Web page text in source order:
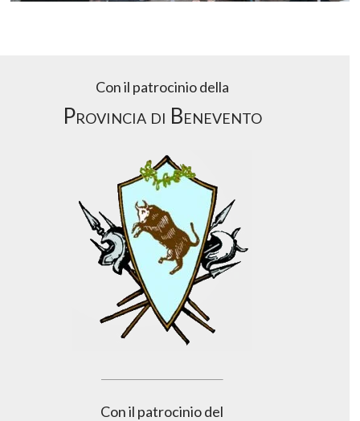
Con il patrocinio della
Provincia di Benevento
Con il patrocinio del